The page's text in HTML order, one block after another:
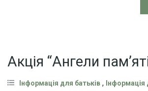
Акція “Ангели
Інформація для батьків , Інформація